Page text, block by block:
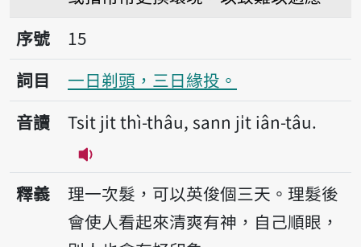
序號15一日剃頭，三日緣投。
序號
15
詞目
一日剃頭，三日緣投。
音讀
Tsi̍t ji̍t thì-thâu, sann ji̍t iân-tâu.
播放音讀Tsi̍t ji̍t thì-thâu, sann ji̍t
釋義
理一次髮，可以英俊個三天。理髮後
會使人看起來清爽有神，自己順眼，